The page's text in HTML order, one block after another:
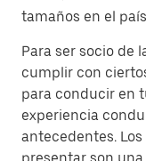
tamaños en el
Para ser socio de
cumplir con
para conducir en
experiencia
antecedentes.